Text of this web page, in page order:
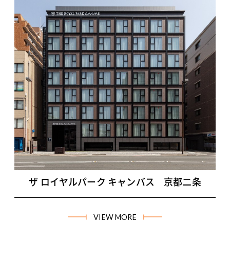
ザ ロイヤルパーク キャンバス 京都二条
VIEW MORE